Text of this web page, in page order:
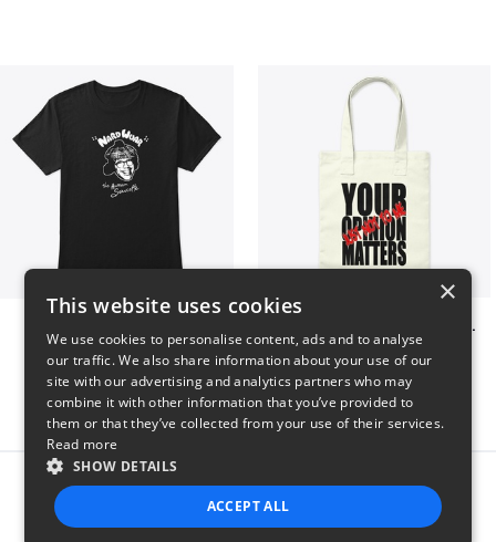
$22
Your opinion matters, Just not to me!
$20
Report this product
×
This website uses cookies
We use cookies to personalise content, ads and to analyse
our traffic. We also share information about your use of our
site with our advertising and analytics partners who may
combine it with other information that you’ve provided to
them or that they’ve collected from your use of their services.
Read more
SHOW DETAILS
ACCEPT ALL